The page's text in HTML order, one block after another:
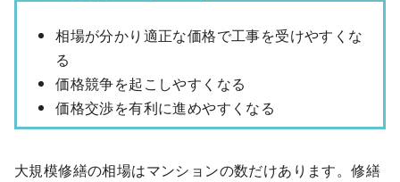
相場が分かり適正な価格で工事を受けやすくな
る
価格競争を起こしやすくなる
価格交渉を有利に進めやすくなる
大規模修繕の相場はマンションの数だけあります。修繕